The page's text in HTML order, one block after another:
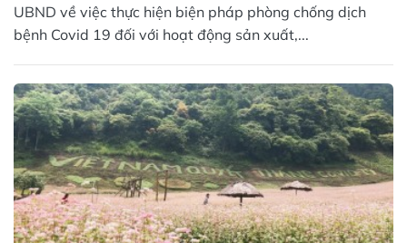
UBND về việc thực hiện biện pháp phòng chống dịch
bệnh Covid 19 đối với hoạt động sản xuất,...